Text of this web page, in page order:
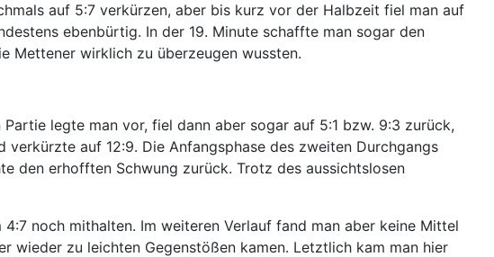
auf 5:7 verkürzen, aber bis kurz vor der Halbzeit fiel man auf
ebenbürtig. In der 19. Minute schaffte man sogar den
Mettener wirklich zu überzeugen wussten.
legte man vor, fiel dann aber sogar auf 5:1 bzw. 9:3 zurück,
auf 12:9. Die Anfangsphase des zweiten Durchgangs
den erhofften Schwung zurück. Trotz des aussichtslosen
noch mithalten. Im weiteren Verlauf fand man aber keine Mittel
wieder zu leichten Gegenstößen kamen. Letztlich kam man hier